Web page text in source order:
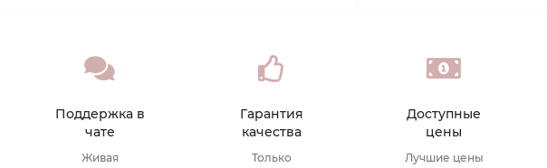
Поддержка в
чате
Живая
Гарантия
качества
Только
Доступные
цены
Лучшие цены